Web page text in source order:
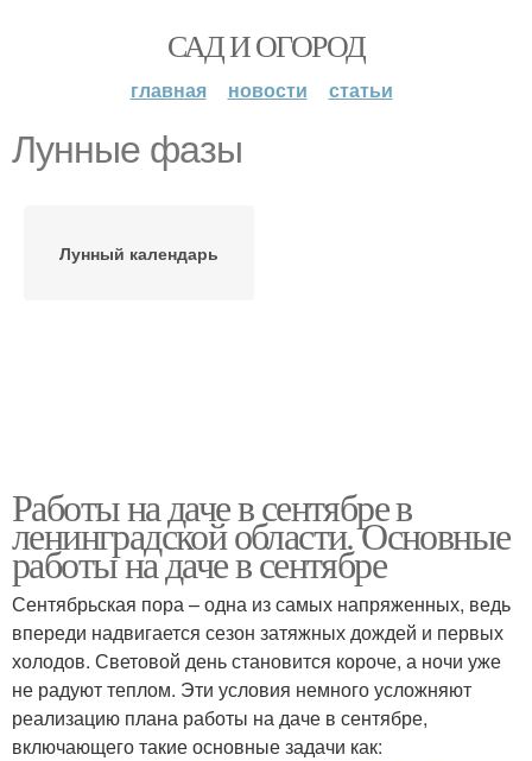
САД И ОГОРОД
главная новости статьи
Лунные фазы
Лунный календарь
Работы на даче в сентябре в
ленинградской области. Основные
работы на даче в сентябре
Сентябрьская пора – одна из самых напряженных, ведь
впереди надвигается сезон затяжных дождей и первых
холодов. Световой день становится короче, а ночи уже
не радуют теплом. Эти условия немного усложняют
реализацию плана работы на даче в сентябре,
включающего такие основные задачи как: